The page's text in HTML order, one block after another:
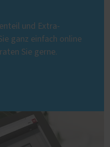
und Extra-
ganz einfach online
Sie gerne.